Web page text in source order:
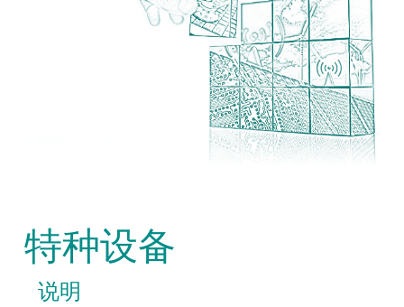
特种设备
说明